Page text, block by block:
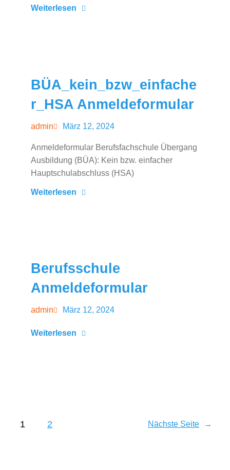
Weiterlesen
BÜA_kein_bzw_einfache
r_HSA Anmeldeformular
admin März 12, 2024
Anmeldeformular Berufsfachschule Übergang
Ausbildung (BÜA): Kein bzw. einfacher
Hauptschulabschluss (HSA)
Weiterlesen
Berufsschule
Anmeldeformular
admin März 12, 2024
Weiterlesen
1 2 Nächste Seite →